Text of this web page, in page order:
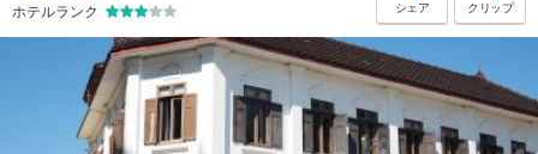
ホテルランク
シェア クリップ